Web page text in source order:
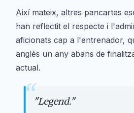
Així mateix, altres pancartes
han reflectit el respecte i
aficionats cap a l'entrenador,
anglès un any abans de
actual.
“"Legend."